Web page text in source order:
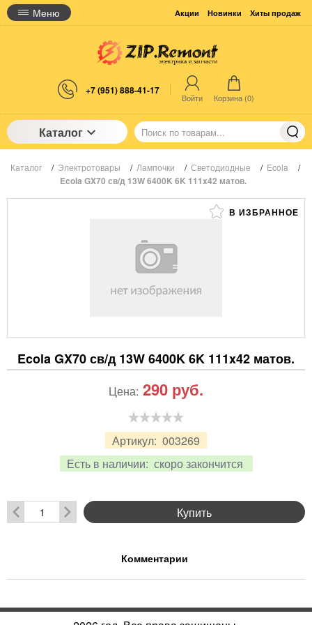
Меню Акции Новинки Хиты продаж
+7 (951) 888-41-17
Войти Корзина (0)
Каталог
Каталог / Электротовары / Лампочки / Светодиодные / Ecola /
Ecola GX70 св/д 13W 6400K 6K 111x42 матов.
В ИЗБРАННОЕ
Ecola GX70 св/д 13W 6400K 6K 111x42 матов.
Артикул: 003269
Есть в наличии: скоро закончится
Цена: 290 руб.
Купить
Комментарии